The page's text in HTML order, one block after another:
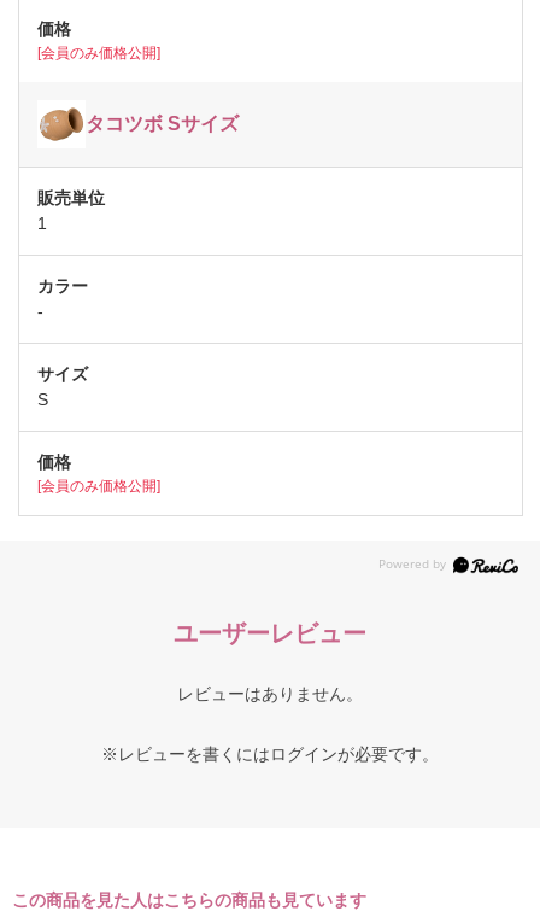
[会員のみ価格公開]
タコツボ Sサイズ
1
-
S
[会員のみ価格公開]
ユーザーレビュー
レビューはありません。
※レビューを書くにはログインが必要です。
この商品を見た人はこちらの商品も見ています